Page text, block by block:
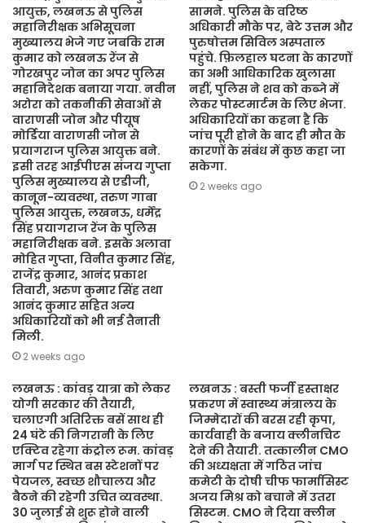
आयुक्त, लखनऊ से पुलिस
महानिरीक्षक अभिसूचना
मुख्यालय भेजे गए जबकि राम
कुमार को लखनऊ रेंज से
गोरखपुर जोन का अपर पुलिस
महानिदेशक बनाया गया. नवीन
अरोरा को तकनीकी सेवाओं से
वाराणसी जोन और पीयूष
मोर्डिया वाराणसी जोन से
प्रयागराज पुलिस आयुक्त बने.
इसी तरह आईपीएस संजय गुप्ता
पुलिस मुख्यालय से एडीजी,
कानून-व्यवस्था, तरुण गाबा
पुलिस आयुक्त, लखनऊ, धर्मेंद्र
सिंह प्रयागराज रेंज के पुलिस
महानिरीक्षक बने. इसके अलावा
मोहित गुप्ता, विनीत कुमार सिंह,
राजेंद्र कुमार, आनंद प्रकाश
तिवारी, अरुण कुमार सिंह तथा
आनंद कुमार सहित अन्य
अधिकारियों को भी नई तैनाती
मिली.
2 weeks ago
सामने. पुलिस के वरिष्ठ
अधिकारी मौके पर, बेटे उत्तम और
पुरुषोत्तम सिविल अस्पताल
पहुंचे. फ़िलहाल घटना के कारणों
का अभी आधिकारिक खुलासा
नहीं, पुलिस ने शव को कब्जे में
लेकर पोस्टमार्टम के लिए भेजा.
अधिकारियों का कहना है कि
जांच पूरी होने के बाद ही मौत के
कारणों के संबंध में कुछ कहा जा
सकेगा.
2 weeks ago
लखनऊ : कांवड़ यात्रा को लेकर
योगी सरकार की तैयारी,
चलाएगी अतिरिक्त बसें साथ ही
24 घंटे की निगरानी के लिए
एक्टिव रहेगा कंट्रोल रूम. कांवड़
मार्ग पर स्थित बस स्टेशनों पर
पेयजल, स्वच्छ शौचालय और
बैठने की रहेगी उचित व्यवस्था.
30 जुलाई से शुरू होने वाली
लखनऊ : बस्ती फर्जी हस्ताक्षर
प्रकरण में स्वास्थ्य मंत्रालय के
जिम्मेदारों की बरस रही कृपा,
कार्यवाही के बजाय क्लीनचिट
देने की तैयारी. तत्कालीन CMO
की अध्यक्षता में गठित जांच
कमेटी के दोषी चीफ फार्मासिस्ट
अजय मिश्र को बचाने में उतरा
सिस्टम. CMO ने दिया क्लीन